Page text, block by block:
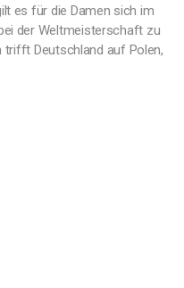
es für die Damen sich im
der Weltmeisterschaft zu
trifft Deutschland auf Polen,